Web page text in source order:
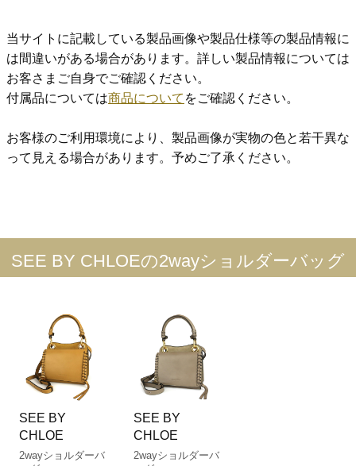
当サイトに記載している製品画像や製品仕様等の製品情報に
は間違いがある場合があります。詳しい製品情報については
お客さまご自身でご確認ください。
付属品については商品について をご確認ください。
お客様のご利用環境により、製品画像が実物の色と若干異な
って見える場合があります。予めご了承ください。
SEE BY CHLOEの2wayショルダーバッグ
SEE BY
CHLOE
2wayショルダーバ
SEE BY
CHLOE
2wayショルダーバ